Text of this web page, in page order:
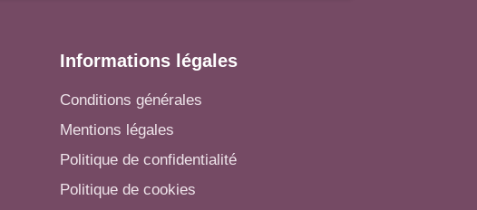
Informations légales
Conditions générales
Mentions légales
Politique de confidentialité
Politique de cookies